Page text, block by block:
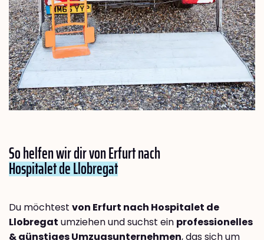
So helfen wir dir von Erfurt nach
Hospitalet de Llobregat
Du möchtest von Erfurt nach Hospitalet de
Llobregat umziehen und suchst ein professionelles
& günstiges Umzugsunternehmen, das sich um